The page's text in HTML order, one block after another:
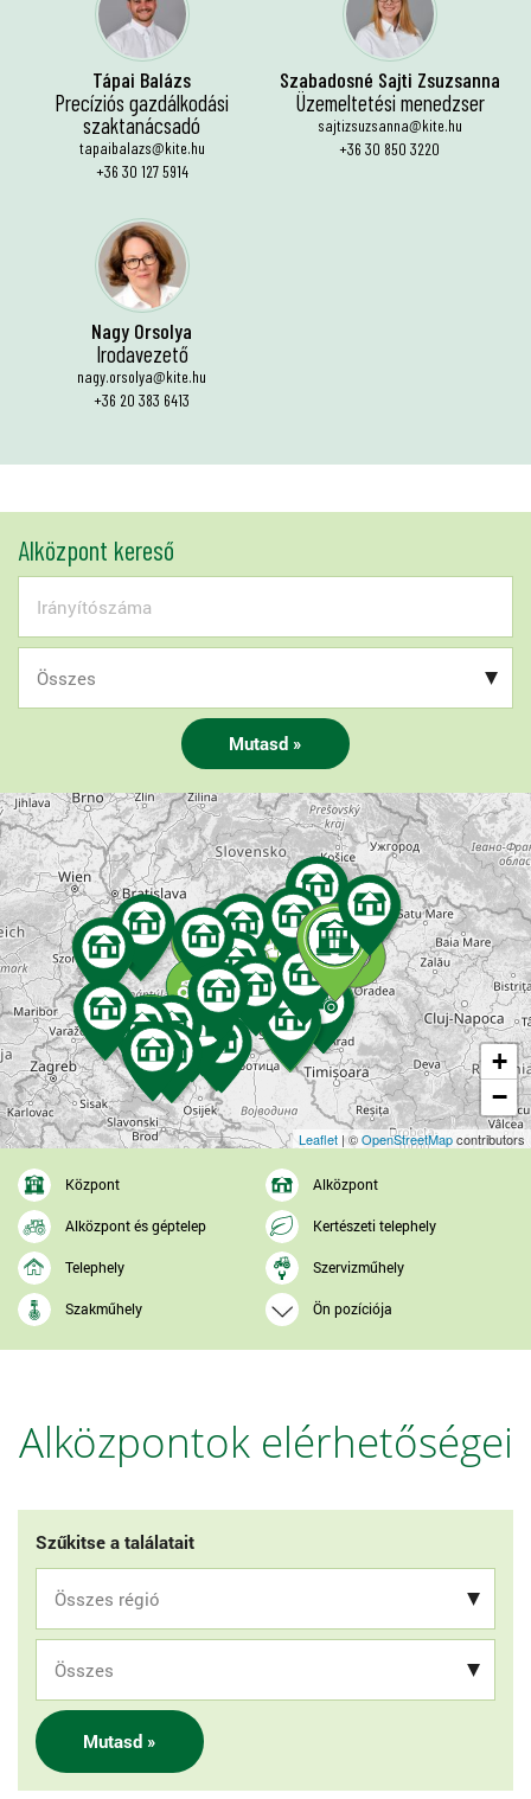
Tápai Balázs
Precíziós gazdálkodási
szaktanácsadó
tapaibalazs@kite.hu
+36 30 127 5914
Szabadosné Sajti Zsuzsanna
Üzemeltetési menedzser
sajtizsuzsanna@kite.hu
+36 30 850 3220
Nagy Orsolya
Irodavezető
nagy.orsolya@kite.hu
+36 20 383 6413
Alközpont kereső
Mutasd »
+
−
Leaflet | ©OpenStreetMapcontributors
Központ Alközpont
Alközpont és géptelep Kertészeti telephely
Telephely Szervizműhely
Szakműhely Ön pozíciója
Alközpontok elérhetőségei
Szűkitse a találatait
Mutasd »